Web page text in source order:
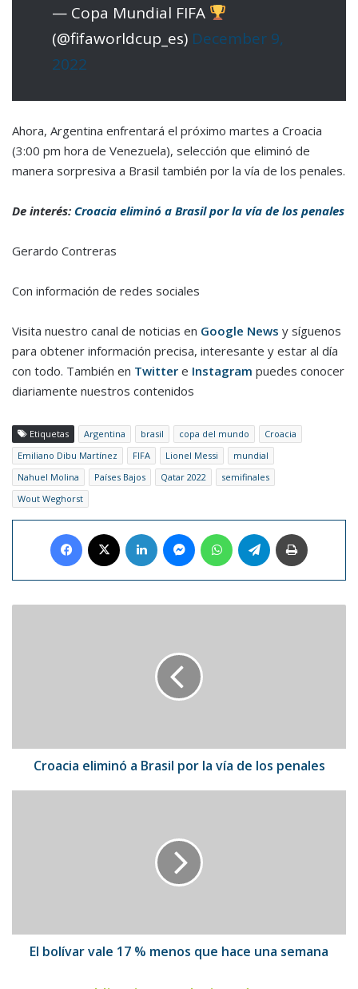
— Copa Mundial FIFA
(@fifaworldcup_es) December 9,
2022
Ahora, Argentina enfrentará el próximo martes a Croacia
(3:00 pm hora de Venezuela), selección que eliminó de
manera sorpresiva a Brasil también por la vía de los penales.
De interés: Croacia eliminó a Brasil por la vía de los penales
Gerardo Contreras
Con información de redes sociales
Visita nuestro canal de noticias en Google News y síguenos
para obtener información precisa, interesante y estar al día
con todo. También en Twitter e Instagram puedes conocer
diariamente nuestros contenidos
Etiquetas Argentina brasil copa del mundo
Croacia
Emiliano Dibu Martínez
FIFA Lionel Messi
mundial
Nahuel Molina
Países Bajos Qatar 2022
semifinales
Wout Weghorst
Facebook LinkedIn MessengerWhatsAppTelegram
los
penalesCroacia eliminó a Brasil por la vía de los penales
una
semana
El bolívar vale 17 % menos que hace una semana